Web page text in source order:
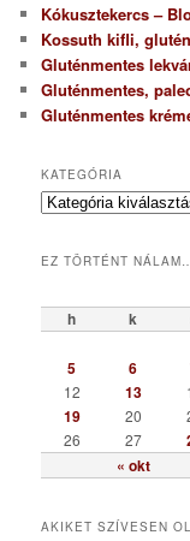
Kókusztekercs –
Kossuth kifli,
Gluténmentes
Gluténmentes,
Gluténmentes
KATEGÓRIA
K
e
r
EZ TÖRTÉNT
h k
« okt
5
6
12 13
19 20
26
27
AKIKET SZÍVESEN